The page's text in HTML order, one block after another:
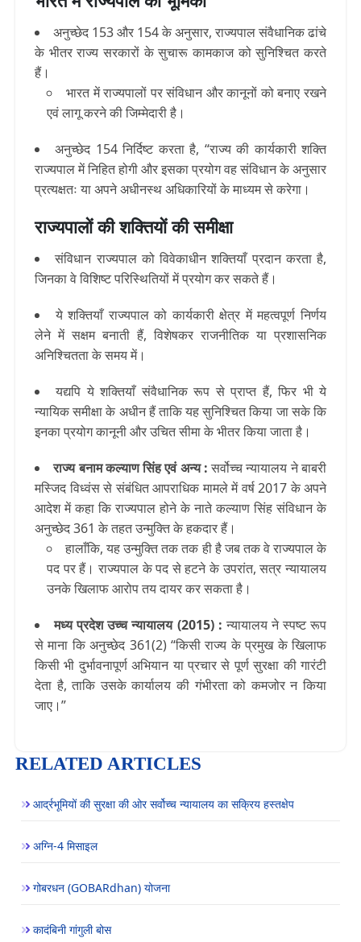
अनुच्छेद 153 और 154 के अनुसार, राज्यपाल संवैधानिक ढांचे
के भीतर राज्य सरकारों के सुचारू कामकाज को सुनिश्चित करते
हैं।
भारत में राज्यपालों पर संविधान और कानूनों को बनाए रखने
एवं लागू करने की जिम्मेदारी है।
अनुच्छेद 154 निर्दिष्ट करता है, “राज्य की कार्यकारी शक्ति
राज्यपाल में निहित होगी और इसका प्रयोग वह संविधान के अनुसार
प्रत्यक्षतः या अपने अधीनस्थ अधिकारियों के माध्यम से करेगा।
राज्यपालों की शक्तियों की समीक्षा
संविधान राज्यपाल को विवेकाधीन शक्तियाँ प्रदान करता है,
जिनका वे विशिष्ट परिस्थितियों में प्रयोग कर सकते हैं।
ये शक्तियाँ राज्यपाल को कार्यकारी क्षेत्र में महत्वपूर्ण निर्णय
लेने में सक्षम बनाती हैं, विशेषकर राजनीतिक या प्रशासनिक
अनिश्चितता के समय में।
यद्यपि ये शक्तियाँ संवैधानिक रूप से प्राप्त हैं, फिर भी ये
न्यायिक समीक्षा के अधीन हैं ताकि यह सुनिश्चित किया जा सके कि
इनका प्रयोग कानूनी और उचित सीमा के भीतर किया जाता है।
राज्य बनाम कल्याण सिंह एवं अन्य : सर्वोच्च न्यायालय ने बाबरी
मस्जिद विध्वंस से संबंधित आपराधिक मामले में वर्ष 2017 के अपने
आदेश में कहा कि राज्यपाल होने के नाते कल्याण सिंह संविधान के
अनुच्छेद 361 के तहत उन्मुक्ति के हकदार हैं।
हालाँकि, यह उन्मुक्ति तक तक ही है जब तक वे राज्यपाल के
पद पर हैं। राज्यपाल के पद से हटने के उपरांत, सत्र न्यायालय
उनके खिलाफ आरोप तय दायर कर सकता है।
मध्य प्रदेश उच्च न्यायालय (2015) : न्यायालय ने स्पष्ट रूप
से माना कि अनुच्छेद 361(2) “किसी राज्य के प्रमुख के खिलाफ
किसी भी दुर्भावनापूर्ण अभियान या प्रचार से पूर्ण सुरक्षा की गारंटी
देता है, ताकि उसके कार्यालय की गंभीरता को कमजोर न किया
जाए।”
RELATED ARTICLES
आर्द्रभूमियों की सुरक्षा की ओर सर्वोच्च न्यायालय का सक्रिय हस्तक्षेप
अग्नि-4 मिसाइल
गोबरधन (GOBARdhan) योजना
कादंबिनी गांगुली बोस